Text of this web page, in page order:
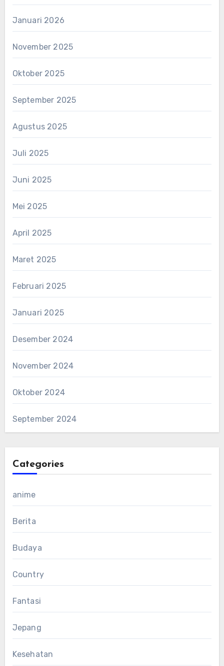
Januari 2026
November 2025
Oktober 2025
September 2025
Agustus 2025
Juli 2025
Juni 2025
Mei 2025
April 2025
Maret 2025
Februari 2025
Januari 2025
Desember 2024
November 2024
Oktober 2024
September 2024
Categories
anime
Berita
Budaya
Country
Fantasi
Jepang
Kesehatan